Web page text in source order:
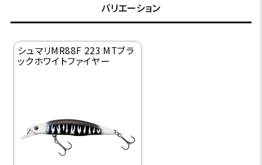
バリエーション
シュマリMR88F 223 MTブラ
ックホワイトファイヤー